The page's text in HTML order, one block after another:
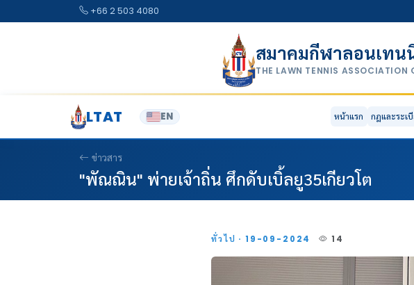
+66 2 503 4080
สมาคมกีฬาลอนเทน
THE LAWN TENNIS ASSOCIATION
LTAT EN หน้าแรก กฎและระเ
ข่าวสาร
"พัณณิน" พ่ายเจ้าถิ่น ศึกดับเบิ้ลยู35เกียวโต
ทั่วไป · 19-09-2024 14